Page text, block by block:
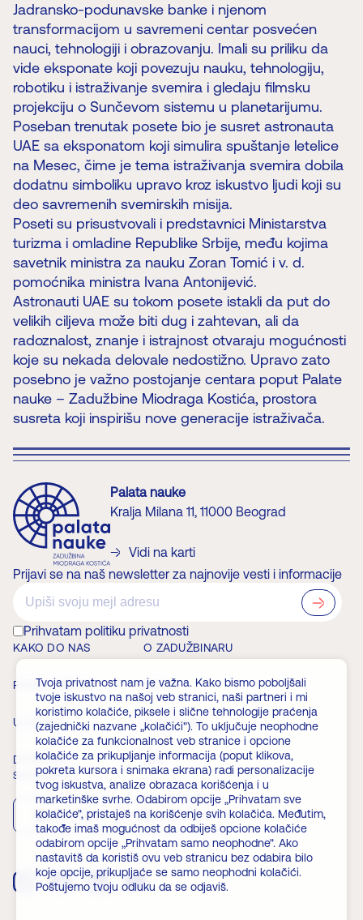
Jadransko-podunavske banke i njenom
transformacijom u savremeni centar posvećen
nauci, tehnologiji i obrazovanju. Imali su priliku da
vide eksponate koji povezuju nauku, tehnologiju,
robotiku i istraživanje svemira i gledaju filmsku
projekciju o Sunčevom sistemu u planetarijumu.
Poseban trenutak posete bio je susret astronauta
UAE sa eksponatom koji simulira spuštanje letelice
na Mesec, čime je tema istraživanja svemira dobila
dodatnu simboliku upravo kroz iskustvo ljudi koji su
deo savremenih svemirskih misija.
Poseti su prisustvovali i predstavnici Ministarstva
turizma i omladine Republike Srbije, među kojima
savetnik ministra za nauku Zoran Tomić i v. d.
pomoćnika ministra Ivana Antonijević.
Astronauti UAE su tokom posete istakli da put do
velikih ciljeva može biti dug i zahtevan, ali da
radoznalost, znanje i istrajnost otvaraju mogućnosti
koje su nekada delovale nedostižno. Upravo zato
posebno je važno postojanje centara poput Palate
nauke – Zadužbine Miodraga Kostića, prostora
susreta koji inspirišu nove generacije istraživača.
Palata nauke
Kralja Milana 11, 11000 Beograd
Vidi na karti
Prijavi se na naš newsletter za najnovije vesti i informacije
Prihvatam politiku privatnosti
KAKO DO NAS O ZADUŽBINARU
RADNO VREME VESTI
ULAZNICE ČLANSTVO
DOGAĐAJI FAQ
Skini aplikaciju
App Store Play Store
Tvoja privatnost nam je važna. Kako bismo poboljšali
tvoje iskustvo na našoj veb stranici, naši partneri i mi
koristimo kolačiće, piksele i slične tehnologije praćenja
(zajednički nazvane „kolačići"). To uključuje neophodne
kolačiće za funkcionalnost veb stranice i opcione
kolačiće za prikupljanje informacija (poput klikova,
pokreta kursora i snimaka ekrana) radi personalizacije
tvog iskustva, analize obrazaca korišćenja i u
marketinške svrhe. Odabirom opcije „Prihvatam sve
kolačiće", pristaješ na korišćenje svih kolačića. Međutim,
takođe imaš mogućnost da odbiješ opcione kolačiće
odabirom opcije „Prihvatam samo neophodne". Ako
nastavitš da koristiš ovu veb stranicu bez odabira bilo
koje opcije, prikupljaće se samo neophodni kolačići.
Poštujemo tvoju odluku da se odjaviš.